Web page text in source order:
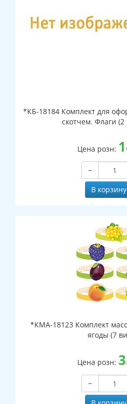
*КБ-18184 Комплект для
скотчем. Флаги (2
Цена розн:
−
В корзину
*КМА-18123 Комплект
ягоды (7
Цена розн:
−